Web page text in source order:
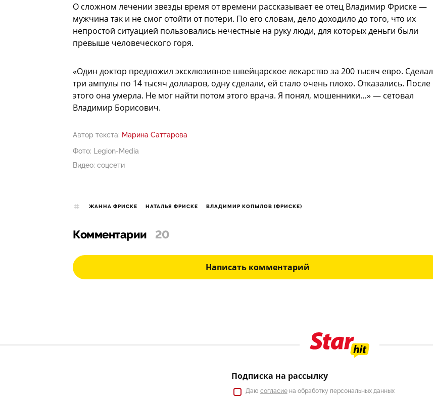
О сложном лечении звезды время от времени рассказывает ее отец Владимир Фриске —
мужчина так и не смог отойти от потери. По его словам, дело доходило до того, что их
непростой ситуацией пользовались нечестные на руку люди, для которых деньги были
превыше человеческого горя.
«Один доктор предложил эксклюзивное швейцарское лекарство за 200 тысяч евро. Сделал
три ампулы по 14 тысяч долларов, одну сделали, ей стало очень плохо. Отказались. После
этого она умерла. Не мог найти потом этого врача. Я понял, мошенники…» — сетовал
Владимир Борисович.
Автор текста: Марина Саттарова
Фото: Legion-Media
Видео: соцсети
ЖАННА ФРИСКЕ НАТАЛЬЯ ФРИСКЕ ВЛАДИМИР КОПЫЛОВ (ФРИСКЕ)
Комментарии 20
Написать комментарий
Подписка на рассылку
Даю согласиена обработку персональных данных